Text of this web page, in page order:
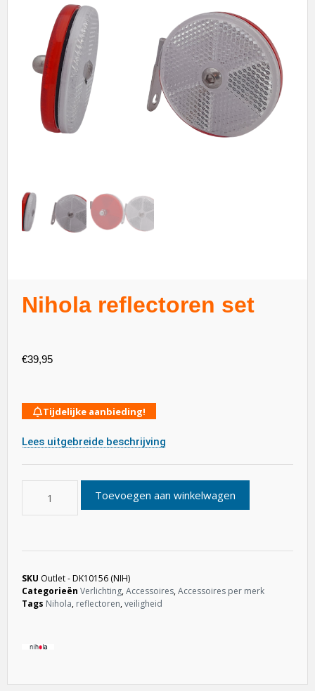
Nihola reflectoren set
€39,95
Tijdelijke aanbieding!
Lees uitgebreide beschrijving
Toevoegen aan winkelwagen
SKU Outlet - DK10156 (NIH)
Categorieën Verlichting,Accessoires,Accessoires per merk
Tags Nihola, reflectoren,veiligheid